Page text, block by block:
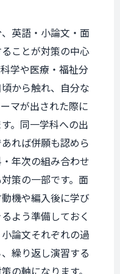
英語・小論文・面
ことが対策の中心
学や医療・福祉分
から触れ、自分な
マが出された際に
。同一学科への出
れば併願も認めら
年次の組み合わせ
策の一部です。面
機や編入後に学び
よう準備しておく
論文それぞれの過
繰り返し演習する
の軸になります。